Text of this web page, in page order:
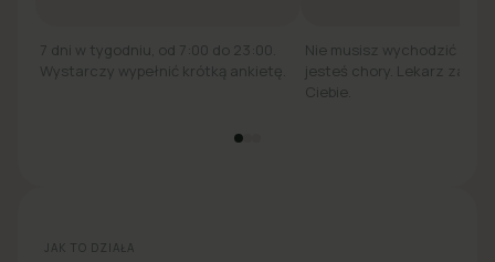
7 dni w tygodniu, od 7:00 do 23:00.
Wystarczy wypełnić krótką ankietę.
Nie musisz wychodzić z
jesteś chory. Lekarz
Ciebie.
JAK TO DZIAŁA